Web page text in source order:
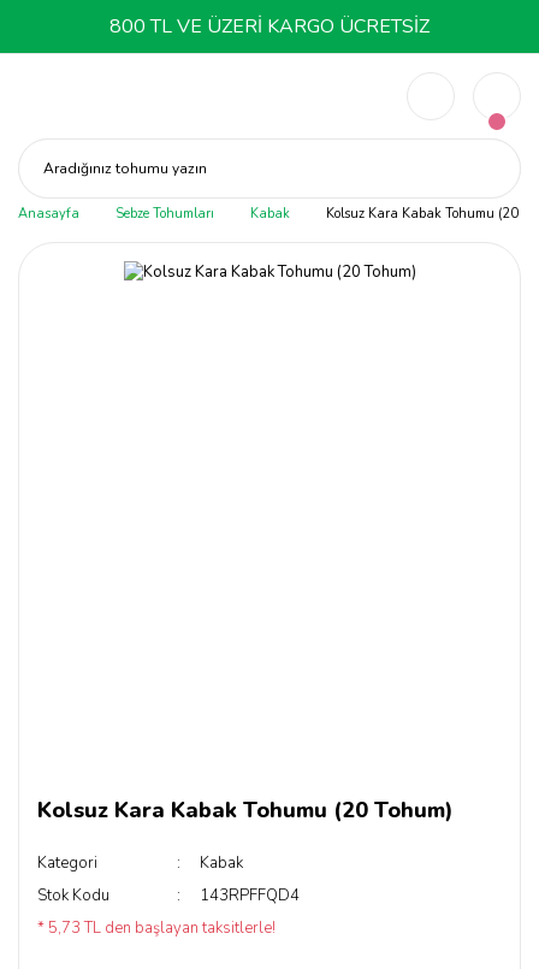
800 TL VE ÜZERİ KARGO ÜCRETSİZ
Aradığınız tohumu yazın
Anasayfa Sebze Tohumları Kabak Kolsuz Kara Kabak Tohumu (20
Kolsuz Kara Kabak Tohumu (20 Tohum)
Kategori
Kabak
Stok Kodu
143RPFFQD4
* 5,73 TL den başlayan taksitlerle!